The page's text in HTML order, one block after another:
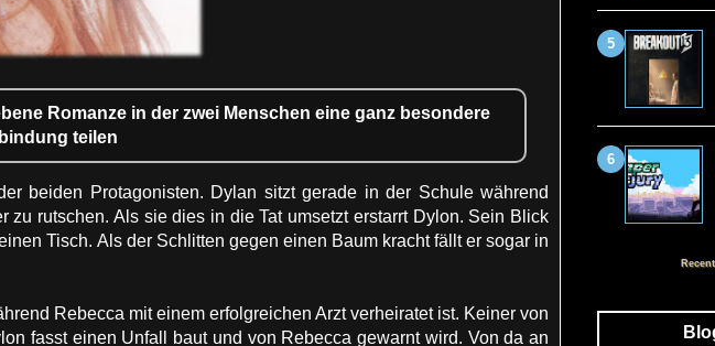
Romanze in der zwei Menschen eine ganz besondere
teilen
beiden Protagonisten. Dylan sitzt gerade in der Schule während
rutschen. Als sie dies in die Tat umsetzt erstarrt Dylon. Sein Blick
Tisch. Als der Schlitten gegen einen Baum kracht fällt er sogar in
Rebecca mit einem erfolgreichen Arzt verheiratet ist. Keiner von
fasst einen Unfall baut und von Rebecca gewarnt wird. Von da an